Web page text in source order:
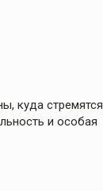
куда стремятся
и особая